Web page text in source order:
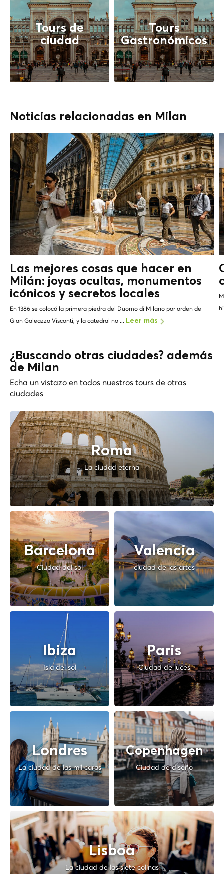
Tours de
ciudad
Tours
Gastronómicos
Noticias relacionadas en Milan
Las mejores cosas que hacer en
Milán: joyas ocultas, monumentos
icónicos y secretos locales
En 1386 se colocó la primera piedra del Duomo di Milano por orden de
Gian Galeazzo Visconti, y la catedral no ... Leer más
¿Buscando otras ciudades? además
de Milan
Echa un vistazo en todos nuestros tours de otras
ciudades
Roma
La ciudad eterna
Barcelona
Ciudad del sol
Valencia
ciudad de las artes
Ibiza
Isla del sol
Paris
Ciudad de luces
Londres
La ciudad de las mil caras
Copenhagen
Ciudad de diseño
Lisboa
La ciudad de las siete colinas